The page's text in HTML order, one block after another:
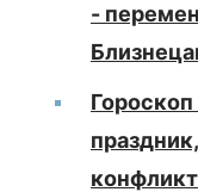
-
конфликт